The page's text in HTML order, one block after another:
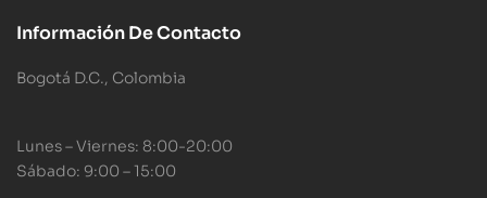
Información De Contacto
Bogotá D.C., Colombia
Lunes – Viernes: 8:00-20:00
Sábado: 9:00 – 15:00